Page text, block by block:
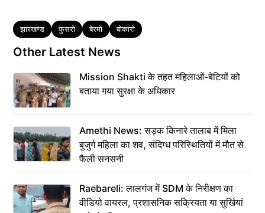
Tags
झारखण्ड फुसरो बेरमो बोकारो
Other Latest News
Mission Shakti के तहत महिलाओं-बेटियों को
बताया गया सुरक्षा के अधिकार
Amethi News: सड़क किनारे तालाब में मिला
बुजुर्ग महिला का शव, संदिग्ध परिस्थितियों में मौत से
फैली सनसनी
Raebareli: लालगंज में SDM के निरीक्षण का
वीडियो वायरल, प्रशासनिक सक्रियता या सुर्खियां